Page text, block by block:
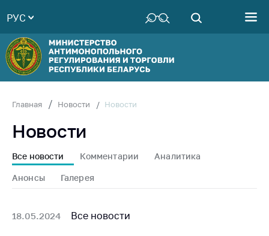
Руководство
Структура
Министерства
Территориальные
Законодательство
Антикоррупционная
деятельность
совет
РУС
Главная Новости Новости
Новости
Все новости Комментарии Аналитика
Анонсы Галерея
18.05.2024 Все новости